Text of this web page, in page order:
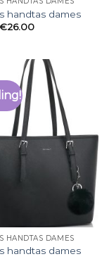
handtas dames
€26.00
HANDTAS DAMES
handtas dames